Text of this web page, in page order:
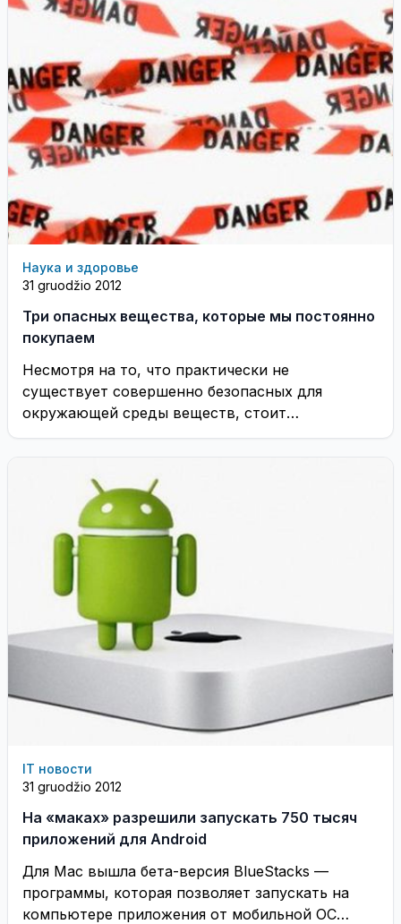
Наука и здоровье
31 gruodžio 2012
Три опасных вещества, которые мы постоянно
покупаем
Несмотря на то, что практически не
существует совершенно безопасных для
окружающей среды веществ, стоит
внимательно изучать состав товаров, которые
IT новости
31 gruodžio 2012
На «маках» разрешили запускать 750 тысяч
приложений для Android
Для Mac вышла бета-версия BlueStacks —
программы, которая позволяет запускать на
компьютере приложения от мобильной ОС